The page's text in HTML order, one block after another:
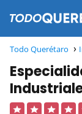
Todo Querétaro